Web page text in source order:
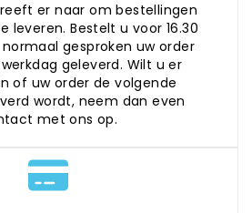
er naar om bestellingen
leveren. Bestelt u voor 16.30
gesproken uw order
geleverd. Wilt u er
of uw order de volgende
wordt, neem dan even
met ons op.